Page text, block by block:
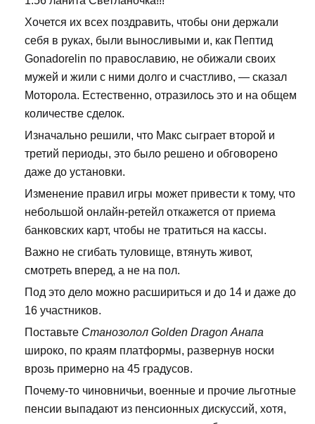
Хочется их всех поздравить, чтобы они держали
себя в руках, были выносливыми и, как Пептид
Gonadorelin по православию, не обижали своих
мужей и жили с ними долго и счастливо, — сказал
Моторола. Естественно, отразилось это и на общем
количестве сделок.
Изначально решили, что Макс сыграет второй и
третий периоды, это было решено и обговорено
даже до установки.
Изменение правил игры может привести к тому, что
небольшой онлайн-ретейл откажется от приема
банковских карт, чтобы не тратиться на кассы.
Важно не сгибать туловище, втянуть живот,
смотреть вперед, а не на пол.
Под это дело можно расшириться и до 14 и даже до
16 участников.
Поставьте Cтанозолол Golden Dragon Анапа
широко, по краям платформы, развернув носки
врозь примерно на 45 градусов.
Почему-то чиновничьи, военные и прочие льготные
пенсии выпадают из пенсионных дискуссий, хотя,